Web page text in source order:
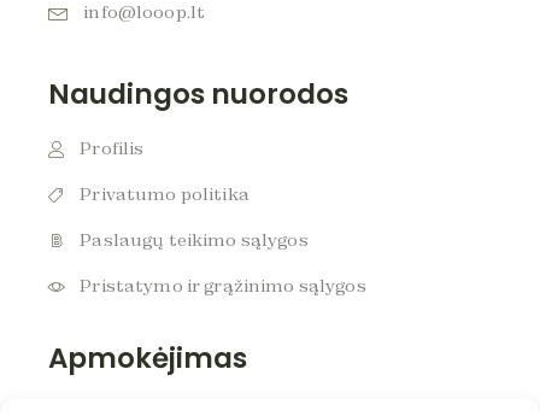
info@looop.lt
Naudingos nuorodos
Profilis
Privatumo politika
Paslaugų teikimo sąlygos
Pristatymo ir grąžinimo sąlygos
Apmokėjimas